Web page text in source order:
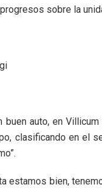
sobre la
buen auto, en
clasificando en el
estamos bien,